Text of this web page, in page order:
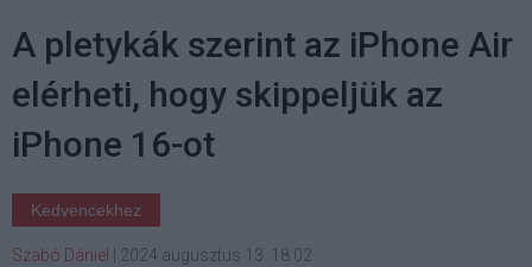
A pletykák szerint az iPhone Air
elérheti, hogy skippeljük az
iPhone 16-ot
Kedvencekhez
Szabó Dániel 2024 augusztus 13. 18:02